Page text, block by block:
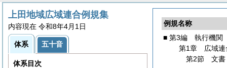
例規名称
■ 第3編 執行機関
第1章 広域連
第2節 文書
上田地域広域連合例規集
内容現在 令和8年4月1日
体系 五十音
体系目次